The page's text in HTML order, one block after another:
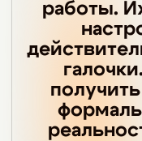
работы.